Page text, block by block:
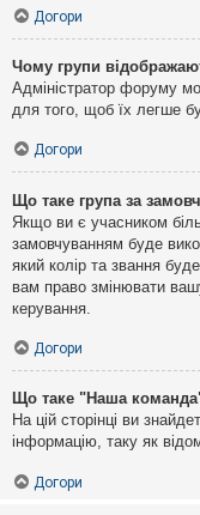
Догори
Чому групи
Адміністратор форуму
для того, щоб їх легше
Догори
Що таке група за
Якщо ви є учасником
замовчуванням буде
який колір та звання
вам право змінювати
керування.
Догори
Що таке "Наша
На цій сторінці ви
інформацію, таку як
Догори